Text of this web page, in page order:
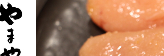
鍋 旬の食材
産地検索
健康/美容 ペット関連